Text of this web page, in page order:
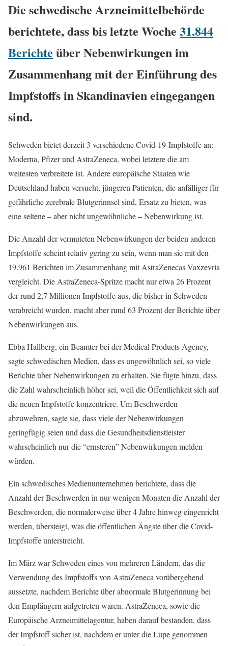
Die schwedische Arzneimittelbehörde
berichtete, dass bis letzte Woche 31.844
Berichte über Nebenwirkungen im
Zusammenhang mit der Einführung des
Impfstoffs in Skandinavien eingegangen
sind.
Schweden bietet derzeit 3 verschiedene Covid-19-Impfstoffe an:
Moderna, Pfizer und AstraZeneca, wobei letztere die am
weitesten verbreitete ist. Andere europäische Staaten wie
Deutschland haben versucht, jüngeren Patienten, die anfälliger für
gefährliche zerebrale Blutgerinnsel sind, Ersatz zu bieten, was
eine seltene – aber nicht ungewöhnliche – Nebenwirkung ist.
Die Anzahl der vermuteten Nebenwirkungen der beiden anderen
Impfstoffe scheint relativ gering zu sein, wenn man sie mit den
19.961 Berichten im Zusammenhang mit AstraZenecas Vaxzevria
vergleicht. Die AstraZeneca-Spritze macht nur etwa 26 Prozent
der rund 2,7 Millionen Impfstoffe aus, die bisher in Schweden
verabreicht wurden, macht aber rund 63 Prozent der Berichte über
Nebenwirkungen aus.
Ebba Hallberg, ein Beamter bei der Medical Products Agency,
sagte schwedischen Medien, dass es ungewöhnlich sei, so viele
Berichte über Nebenwirkungen zu erhalten. Sie fügte hinzu, dass
die Zahl wahrscheinlich höher sei, weil die Öffentlichkeit sich auf
die neuen Impfstoffe konzentriere. Um Beschwerden
abzuwehren, sagte sie, dass viele der Nebenwirkungen
geringfügig seien und dass die Gesundheitsdienstleister
wahrscheinlich nur die “ernsteren” Nebenwirkungen melden
würden.
Ein schwedisches Medienunternehmen berichtete, dass die
Anzahl der Beschwerden in nur wenigen Monaten die Anzahl der
Beschwerden, die normalerweise über 4 Jahre hinweg eingereicht
werden, übersteigt, was die öffentlichen Ängste über die Covid-
Impfstoffe unterstreicht.
Im März war Schweden eines von mehreren Ländern, das die
Verwendung des Impfstoffs von AstraZeneca vorübergehend
aussetzte, nachdem Berichte über abnormale Blutgerinnung bei
den Empfängern aufgetreten waren. AstraZeneca, sowie die
Europäische Arzneimittelagentur, haben darauf bestanden, dass
der Impfstoff sicher ist, nachdem er unter die Lupe genommen